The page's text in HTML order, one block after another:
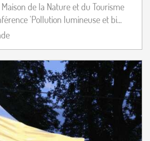
de la Nature et du Tourisme
'Pollution lumineuse et bi...